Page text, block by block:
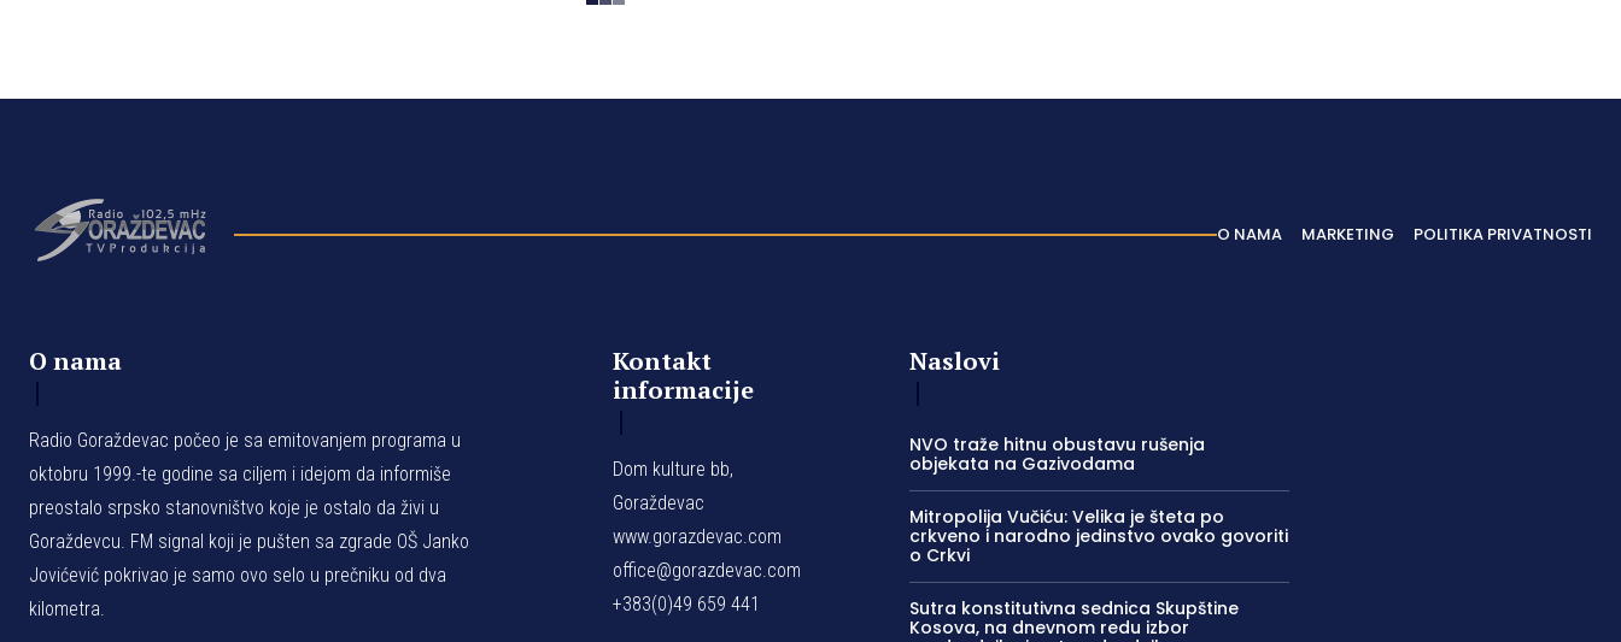
O NAMA MARKETING POLITIKA PRIVATNOSTI
O nama
Radio Goraždevac počeo je sa emitovanjem programa u
oktobru 1999.-te godine sa ciljem i idejom da informiše
preostalo srpsko stanovništvo koje je ostalo da živi u
Goraždevcu. FM signal koji je pušten sa zgrade OŠ Janko
Jovićević pokrivao je samo ovo selo u prečniku od dva
kilometra.
Kontakt
informacije
Dom kulture bb,
Goraždevac
www.gorazdevac.com
office@gorazdevac.com
+383(0)49 659 441
Naslovi
NVO traže hitnu obustavu rušenja
objekata na Gazivodama
Mitropolija Vučiću: Velika je šteta po
crkveno i narodno jedinstvo ovako govoriti
o Crkvi
Sutra konstitutivna sednica Skupštine
Kosova, na dnevnom redu izbor